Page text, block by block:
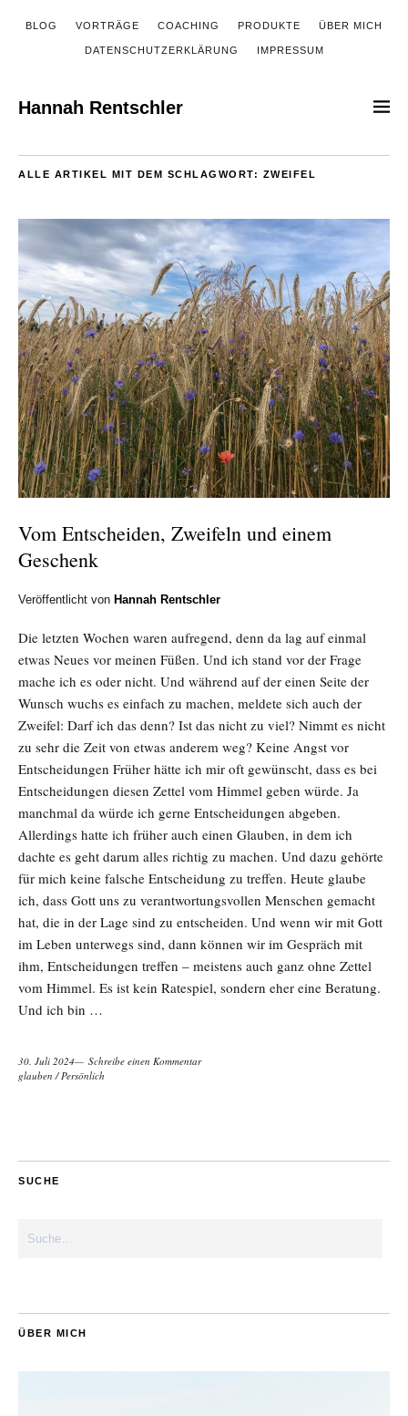
BLOG VORTRÄGE COACHING PRODUKTE ÜBER MICH
DATENSCHUTZERKLÄRUNG IMPRESSUM
Hannah Rentschler
ALLE ARTIKEL MIT DEM SCHLAGWORT: ZWEIFEL
Vom Entscheiden, Zweifeln und einem
Geschenk
Veröffentlicht von Hannah Rentschler
Die letzten Wochen waren aufregend, denn da lag auf einmal
etwas Neues vor meinen Füßen. Und ich stand vor der Frage
mache ich es oder nicht. Und während auf der einen Seite der
Wunsch wuchs es einfach zu machen, meldete sich auch der
Zweifel: Darf ich das denn? Ist das nicht zu viel? Nimmt es nicht
zu sehr die Zeit von etwas anderem weg? Keine Angst vor
Entscheidungen Früher hätte ich mir oft gewünscht, dass es bei
Entscheidungen diesen Zettel vom Himmel geben würde. Ja
manchmal da würde ich gerne Entscheidungen abgeben.
Allerdings hatte ich früher auch einen Glauben, in dem ich
dachte es geht darum alles richtig zu machen. Und dazu gehörte
für mich keine falsche Entscheidung zu treffen. Heute glaube
ich, dass Gott uns zu verantwortungsvollen Menschen gemacht
hat, die in der Lage sind zu entscheiden. Und wenn wir mit Gott
im Leben unterwegs sind, dann können wir im Gespräch mit
ihm, Entscheidungen treffen – meistens auch ganz ohne Zettel
vom Himmel. Es ist kein Ratespiel, sondern eher eine Beratung.
Und ich bin …
30. Juli 2024
Schreibe einen Kommentar
glauben /Persönlich
SUCHE
ÜBER MICH